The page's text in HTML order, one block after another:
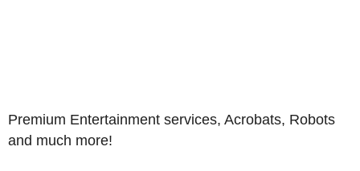
Premium Entertainment services, Acrobats, Robots
and much more!